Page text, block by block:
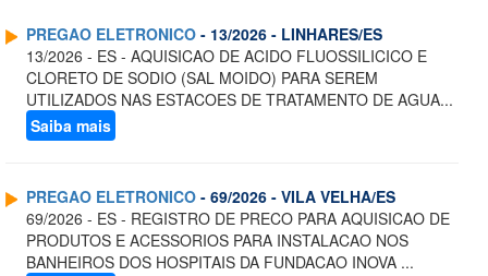
PREGAO ELETRONICO - 13/2026 - LINHARES/ES
13/2026 - ES - AQUISICAO DE ACIDO FLUOSSILICICO E
CLORETO DE SODIO (SAL MOIDO) PARA SEREM
UTILIZADOS NAS ESTACOES DE TRATAMENTO DE AGUA...
Saiba mais
PREGAO ELETRONICO - 69/2026 - VILA VELHA/ES
69/2026 - ES - REGISTRO DE PRECO PARA AQUISICAO DE
PRODUTOS E ACESSORIOS PARA INSTALACAO NOS
BANHEIROS DOS HOSPITAIS DA FUNDACAO INOVA ...